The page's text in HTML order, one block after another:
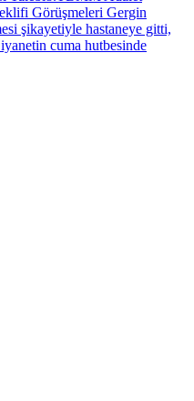
Görüşmeleri Gergin
şikayetiyle hastaneye gitti,
cuma hutbesinde